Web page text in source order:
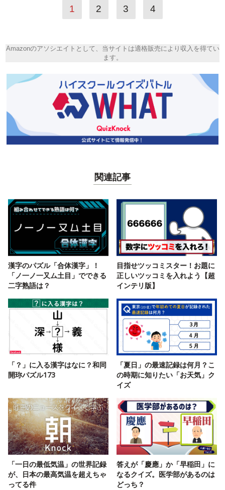
1 2 3 4
Amazonのアソシエイトとして、当サイトは適格販売により収入を得てい
ます。
関連記事
漢字のパズル「合体漢字」！
「ノ一ノ一又ム土目」でできる
二字熟語は？
目指せツッコミスター！お題に
正しいツッコミを入れよう【超
インテリ版】
「？」に入る漢字はなに？和同
開珎パズル173
「夏日」の最速記録は何月？こ
の時期に知りたい「お天気」ク
イズ
「一日の最低気温」の世界記録
が、日本の最高気温を超えちゃ
ってる件
答えが「慶應」か「早稲田」に
なるクイズ。医学部があるのは
どっち？